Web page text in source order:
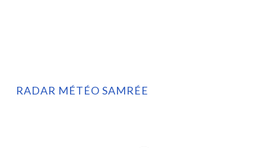
RADAR MÉTÉO SAMRÉE